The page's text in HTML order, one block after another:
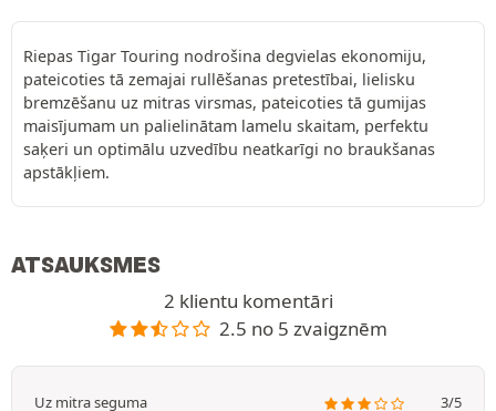
Riepas Tigar Touring nodrošina degvielas ekonomiju,
pateicoties tā zemajai rullēšanas pretestībai, lielisku
bremzēšanu uz mitras virsmas, pateicoties tā gumijas
maisījumam un palielinātam lamelu skaitam, perfektu
saķeri un optimālu uzvedību neatkarīgi no braukšanas
apstākļiem.
ATSAUKSMES
2 klientu komentāri
2.5 no 5 zvaigznēm
Uz mitra seguma 3/5